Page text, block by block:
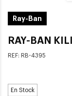
Ray-Ban
RAY-BAN
REF: RB-4395
En Stock